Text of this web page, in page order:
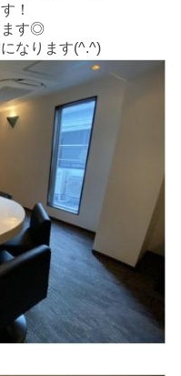
！
ます◎
なります(^.^)